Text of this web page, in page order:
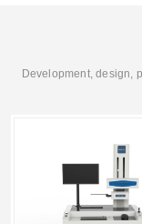
Development, design,